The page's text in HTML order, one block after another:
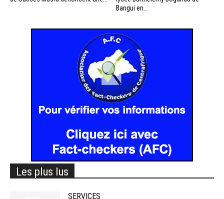
Bangui en...
Les plus lus
SERVICES